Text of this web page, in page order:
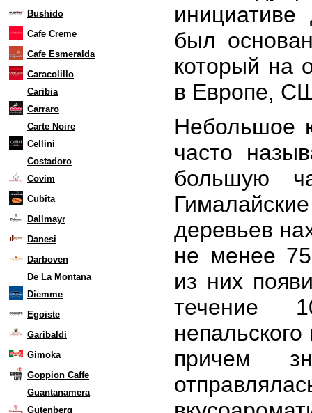
Bushido
Cafe Creme
Cafe Esmeralda
Caracolillo
Caribia
Carraro
Carte Noire
Cellini
Costadoro
Covim
Cubita
Dallmayr
Danesi
Darboven
De La Montana
Diemme
Egoiste
Garibaldi
Gimoka
Goppion Caffe
Guantanamera
Gutenberg
был
который на
в Европе,
Небольшое
часто
большую
деревьев
не менее
из них
течение
причем